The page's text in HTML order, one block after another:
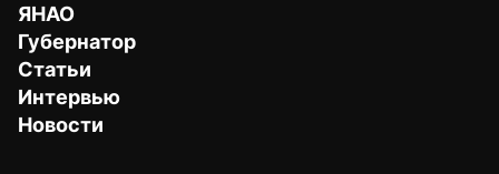
ЯНАО
Губернатор
Статьи
Интервью
Новости